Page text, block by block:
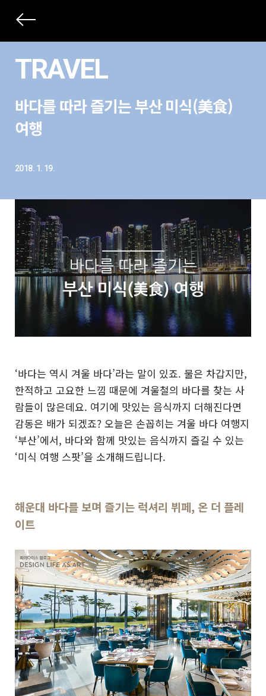
상
TRAVEL
문
제
목
바다를 따라 즐기는 부산 미식(美食)
여행
2018. 1. 19.
‘바다는 역시 겨울 바다’라는 말이 있죠. 물은 차갑지만,
한적하고 고요한 느낌 때문에 겨울철의 바다를 찾는 사
람들이 많은데요. 여기에 맛있는 음식까지 더해진다면
감동은 배가 되겠죠? 오늘은 손꼽히는 겨울 바다 여행지
‘부산’에서, 바다와 함께 맛있는 음식까지 즐길 수 있는
‘미식 여행 스팟’을 소개해드립니다.
해운대 바다를 보며 즐기는 럭셔리 뷔페, 온 더 플레
이트